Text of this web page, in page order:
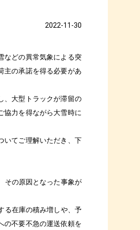
2022-11-30
などの異常気象による突
主の承諾を得る必要があ
、大型トラックが滞留の
協力を得ながら大雪時に
いてご理解いただき、下
その原因となった事象が
る在庫の積み増しや、予
の不要不急の運送依頼を